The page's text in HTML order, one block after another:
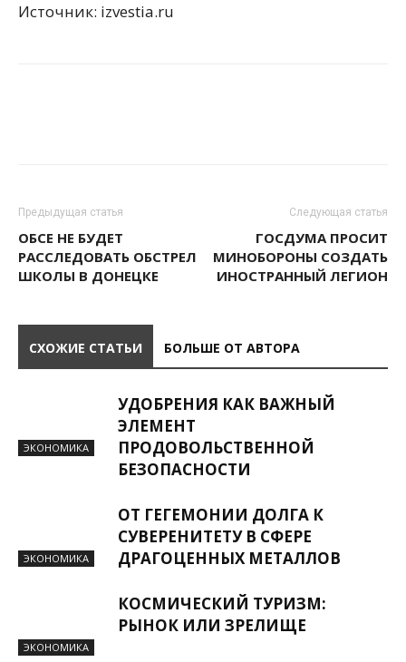
Источник: izvestia.ru
Предыдущая статья
ОБСЕ НЕ БУДЕТ
РАССЛЕДОВАТЬ ОБСТРЕЛ
ШКОЛЫ В ДОНЕЦКЕ
Следующая статья
ГОСДУМА ПРОСИТ
МИНОБОРОНЫ СОЗДАТЬ
ИНОСТРАННЫЙ ЛЕГИОН
СХОЖИЕ СТАТЬИ БОЛЬШЕ ОТ АВТОРА
ЭКОНОМИКА
УДОБРЕНИЯ КАК ВАЖНЫЙ
ЭЛЕМЕНТ
ПРОДОВОЛЬСТВЕННОЙ
БЕЗОПАСНОСТИ
ЭКОНОМИКА
ОТ ГЕГЕМОНИИ ДОЛГА К
СУВЕРЕНИТЕТУ В СФЕРЕ
ДРАГОЦЕННЫХ МЕТАЛЛОВ
ЭКОНОМИКА
КОСМИЧЕСКИЙ ТУРИЗМ:
РЫНОК ИЛИ ЗРЕЛИЩЕ